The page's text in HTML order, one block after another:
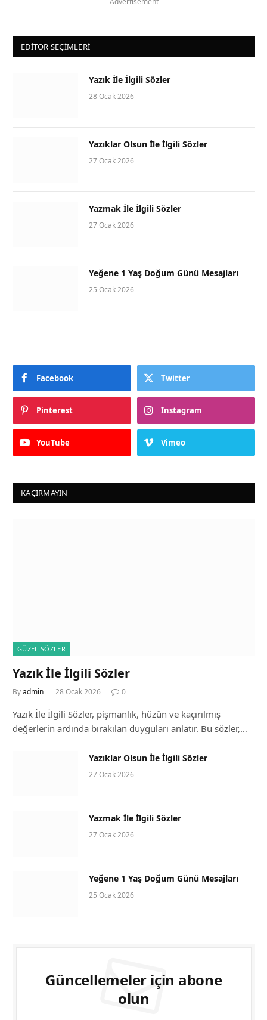
EDITOR SEÇIMLERI
Yazık İle İlgili Sözler
28 Ocak 2026
Yazıklar Olsun İle İlgili Sözler
27 Ocak 2026
Yazmak İle İlgili Sözler
27 Ocak 2026
Yeğene 1 Yaş Doğum Günü Mesajları
25 Ocak 2026
Facebook Twitter
Pinterest Instagram
YouTube Vimeo
KAÇIRMAYIN
GÜZEL SÖZLER
Yazık İle İlgili Sözler
Byadmin 28 Ocak 2026 0
Yazık İle İlgili Sözler, pişmanlık, hüzün ve kaçırılmış
değerlerin ardında bırakılan duyguları anlatır. Bu sözler,…
Yazıklar Olsun İle İlgili Sözler
27 Ocak 2026
Yazmak İle İlgili Sözler
27 Ocak 2026
Yeğene 1 Yaş Doğum Günü Mesajları
25 Ocak 2026
Güncellemeler için abone
olun